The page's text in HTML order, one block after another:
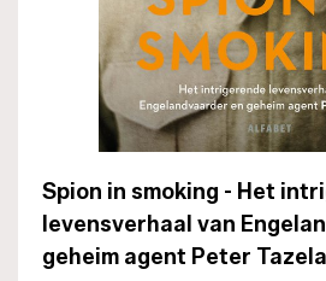
Spion in smoking - Het
levensverhaal van
geheim agent Peter